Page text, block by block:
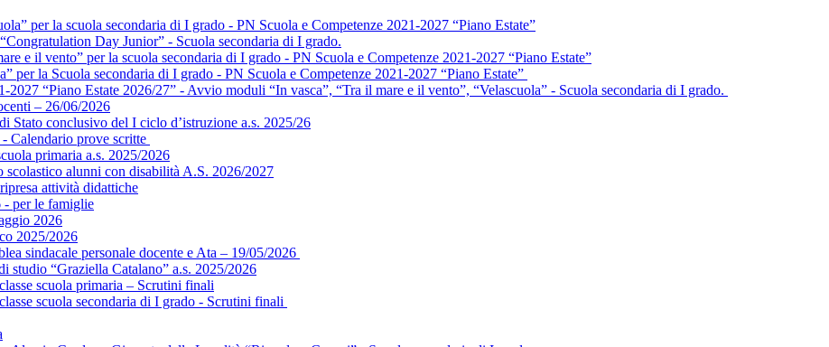
per la scuola secondaria di I grado - PN Scuola e Competenze 2021-2027 “Piano Estate”
Day Junior” - Scuola secondaria di I grado.
e il vento” per la scuola secondaria di I grado - PN Scuola e Competenze 2021-2027 “Piano Estate”
per la Scuola secondaria di I grado - PN Scuola e Competenze 2021-2027 “Piano Estate”
“Piano Estate 2026/27” - Avvio moduli “In vasca”, “Tra il mare e il vento”, “Velascuola” - Scuola secondaria di I grado.
– 26/06/2026
Stato conclusivo del I ciclo d’istruzione a.s. 2025/26
Calendario prove scritte
primaria a.s. 2025/2026
scolastico alunni con disabilità A.S. 2026/2027
attività didattiche
- per le famiglie
2026
2025/2026
sindacale personale docente e Ata – 19/05/2026
studio “Graziella Catalano” a.s. 2025/2026
scuola primaria – Scrutini finali
scuola secondaria di I grado - Scrutini finali